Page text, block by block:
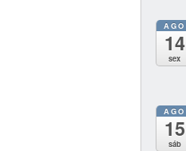
AGO
14
sex
AGO
15
sáb